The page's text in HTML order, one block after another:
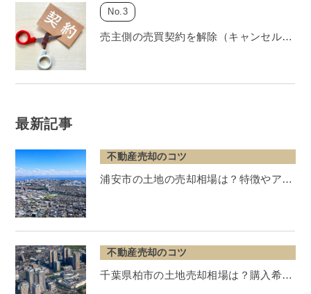
売主側の売買契約を解除（キャンセル…
最新記事
不動産売却のコツ
浦安市の土地の売却相場は？特徴やア…
不動産売却のコツ
千葉県柏市の土地売却相場は？購入希…